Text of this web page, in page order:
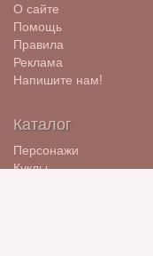
О сайте
Помощь
Правила
Реклама
Напишите нам!
Каталог
Персонажи
Куклы